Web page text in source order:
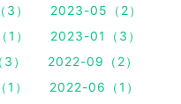
）
2023-05（2）
）
2023-01（3）
）
2022-09（2）
）
2022-06（1）